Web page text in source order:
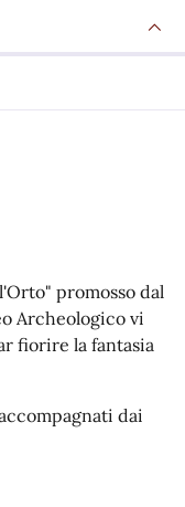
promosso dal
Archeologico vi
fiorire la fantasia
dai